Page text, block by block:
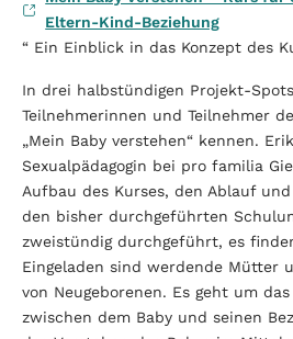
Eltern-Kind-Beziehung
“ Ein Einblick in das Konzept des
In drei halbstündigen Projekt-
Teilnehmerinnen und Teilnehmer
„Mein Baby verstehen“ kennen.
Sexualpädagogin bei pro familia
Aufbau des Kurses, den Ablauf
den bisher durchgeführten
zweistündig durchgeführt, es
Eingeladen sind werdende Mütter
von Neugeborenen. Es geht um
zwischen dem Baby und seinen